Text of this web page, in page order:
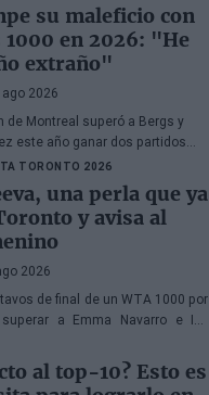
su maleficio con
en 2026: "He
extraño"
ago 2026
de Montreal superó a Bergs y
este año ganar dos partidos
de este calibre.
TORONTO 2026
una perla que ya
y avisa al
2026
de final de un WTA 1000 por
a Emma Navarro e Iva
de querer detenerse en esta
al top-10? Esto es